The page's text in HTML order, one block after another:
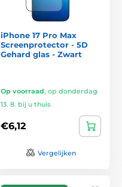
iPhone 17 Pro Max
Screenprotector - 5D
Gehard glas - Zwart
Op voorraad, op donderdag
13. 8. bij u thuis
€6,12
Vergelijken